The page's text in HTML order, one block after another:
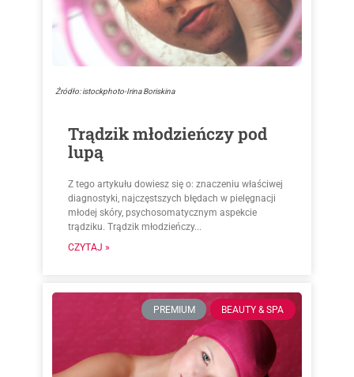
Źródło: istockphoto-Irina Boriskina
Trądzik młodzieńczy pod
lupą
Z tego artykułu dowiesz się o: znaczeniu właściwej
diagnostyki, najczęstszych błędach w pielęgnacji
młodej skóry, psychosomatycznym aspekcie
trądziku. Trądzik młodzieńczy...
CZYTAJ »
PREMIUM BEAUTY & SPA